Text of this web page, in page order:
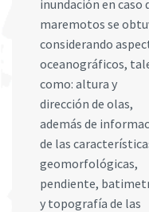
inundación en caso
maremotos se
considerando
oceanográficos,
como: altura y
dirección de olas,
además de
de las
geomorfológicas,
pendiente,
y topografía de las